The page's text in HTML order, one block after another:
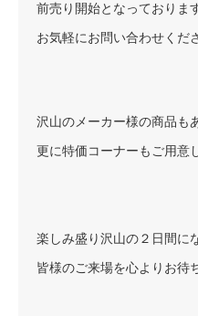
前売り開始となっておりま
お気軽にお問い合わせくだ
沢山のメーカー様の商品も
更に特価コーナーもご用意
楽しみ盛り沢山の２日間に
皆様のご来場を心よりお待